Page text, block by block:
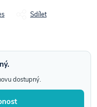
Sdílet
dostupný.